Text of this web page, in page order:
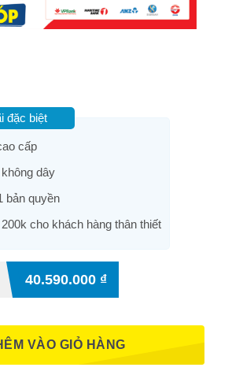
đặc biệt
cấp
dây
bản quyền
cho khách hàng thân thiết
40.590.000 ₫
VÀO GIỎ HÀNG